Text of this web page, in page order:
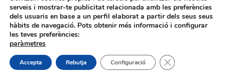
Procés selectiu 1 plaça assessor/a
serveis i mostrar-te publicitat relacionada amb les preferències
dels usuaris en base a un perfil elaborat a partir dels seus seus
hàbits de navegació. Pots obtenir més informació i configurar
les teves preferències:
paràmetres
Accepta Rebutja Configuració Tanca el bàner de